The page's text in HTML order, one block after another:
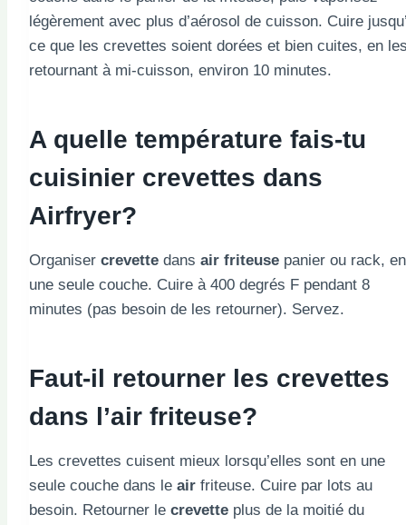
légèrement avec plus d’aérosol de cuisson. Cuire
ce que les crevettes soient dorées et bien cuites, en
retournant à mi-cuisson, environ 10 minutes.
A quelle température fais-tu
cuisinier crevettes dans
Airfryer?
Organiser crevette dans air friteuse panier ou rack, en
une seule couche. Cuire à 400 degrés F pendant 8
minutes (pas besoin de les retourner). Servez.
Faut-il retourner les crevettes
dans l’air friteuse?
Les crevettes cuisent mieux lorsqu’elles sont en une
seule couche dans le air friteuse. Cuire par lots au
besoin. Retourner le crevette plus de la moitié du